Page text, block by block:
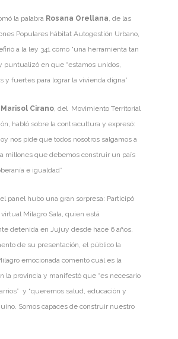
la palabra Rosana Orellana, de las
Populares hábitat Autogestión Urbano,
a la ley 341 como “una herramienta tan
puntualizó en que “estamos unidos,
y fuertes para lograr la vivienda digna”
Marisol Cirano, del Movimiento Territorial
habló sobre la contracultura y expresó:
nos pide que todos nosotros salgamos a
millones que debemos construir un país
e igualdad”
panel hubo una gran sorpresa: Participó
Milagro Sala, quien está
detenida en Jujuy desde hace 6 años.
de su presentación, el público la
emocionada comentó cuál es la
la provincia y manifestó que “es necesario
y “queremos salud, educación y
Somos capaces de construir nuestro